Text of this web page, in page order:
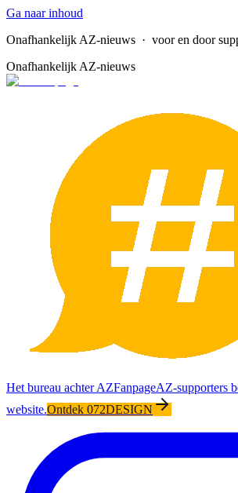
Ga naar inhoud
Onafhankelijk AZ-nieuws · voor en door
Onafhankelijk AZ-nieuws
Het bureau achter AZFanpageAZ-supporters
website.Ontdek 072DESIGN